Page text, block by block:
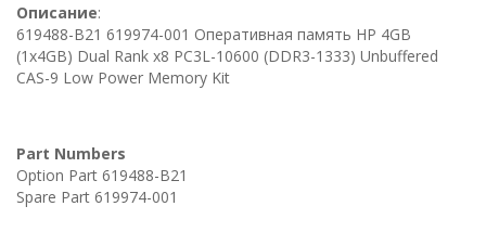
Описание:
619488-B21 619974-001 Оперативная память HP 4GB
(1x4GB) Dual Rank x8 PC3L-10600 (DDR3-1333) Unbuffered
CAS-9 Low Power Memory Kit
Part Numbers
Option Part 619488-B21
Spare Part 619974-001